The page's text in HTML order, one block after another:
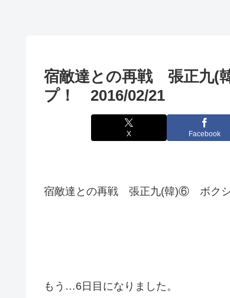
宿敵達との再戦 張正九(
プ！ 2016/02/21
X Facebook
宿敵達との再戦 張正九(韓)⑥ ボク
もう…6日目になりました。